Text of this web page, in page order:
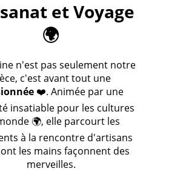
et Voyage
🌍
n'est pas seulement notre
c'est avant tout une
❤️. Animée par une
insatiable pour les cultures
🌍, elle parcourt les
à la rencontre d'artisans
les mains façonnent des
merveilles.